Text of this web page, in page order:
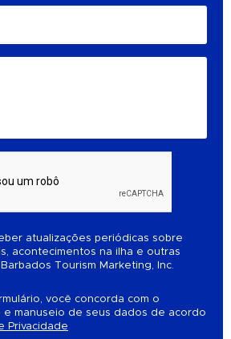
atualizações periódicas sobre
acontecimentos na ilha e outras
Tourism Marketing, Inc.
você concorda com o
e manuseio de seus dados de acordo
Privacidade